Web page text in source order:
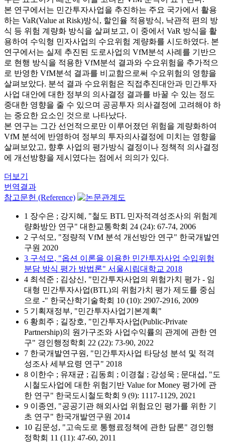
본 연구에서는 민간투자사업을 추진하는 주요 국가에서 활용
하는 VaR(Value at Risk)방식, 할인율 적용방식, 낙관적 편의 방
식 등 위험 계량화 방식을 살펴보고, 이 중에서 VaR 방식을 활
용하여 수익형 민자사업의 수요위험 계량화를 시도하였다. 본
연구에서는 실제 추진된 도로사업의 VfM분석 사례를 기반으
로 현행 방식을 적용한 VfM분석 결과와 수요위험을 추가적으
로 반영한 VfM분석 결과를 비교함으로써 수요위험의 영향을
살펴보았다. 분석 결과 수요위험은 직접추진대안과 민간투자
사업 대안에 대한 정부의 의사결정 결과를 바꿀 수 있는 정도
중대한 영향을 줄 수 있으며 공공투자 의사결정에 고려해야 하
는 중요한 요소인 것으로 나타났다.
본 연구는 그간 선언적으로만 이루어졌던 위험을 계량화하여
VfM 분석에 반영하여 정부의 투자의사결정에 미치는 영향을
살펴보았고, 향후 사업의 평가방식 결정이나 정책적 의사결정
에 개선방향을 제시였다는 점에서 의의가 있다.
더보기
번역결과
참고문헌 (Reference)
1 장수은 ; 강지혜, "철도 BTL 민자적격성조사의 위험계
량화방안 연구" 대한교통학회 24 (24): 67-74, 2006
2 구석모, "정량적 VfM 분석 개선방안 연구" 한국개발연
구원 2020
3 구석모, "옵션 이론을 이용한 민간투자사업 수입위험
분담 방식 평가 방법론" 서울시립대학교 2018
4 최석준 ; 김상신, "민간투자사업의 위험가치 평가 - 임
대형 민간투자사업(BTL)의 위험가치 평가 제도를 중심
으로 -" 한국산학기술학회 10 (10): 2907-2916, 2009
5 기획재정부, "민간투자사업기본계획"
6 황희주 ; 길장호, "민간투자사업(Public-Private
Partnership)의 원가구조와 사업수익률의 관계에 관한 연
구" 경인행정학회 22 (22): 73-90, 2022
7 한국개발연구원, "민간투자사업 타당성 분석 및 적격
성조사 세부요령 연구" 2018
8 이한수 ; 유재균 ; 김동희 ; 이경철 ; 강성욱 ; 문대섭, "도
시철도사업에 대한 위험기반 Value for Money 평가에 관
한 연구" 한국도시철도학회 9 (9): 1117-1129, 2021
9 이종연, "공공기관 해외사업 위험요인 평가를 위한 기
초 연구" 한국개발연구원 2014
10 김문성, "고속도로 통행료정책에 관한 담론" 경인행
정학회 11 (11): 47-60, 2011